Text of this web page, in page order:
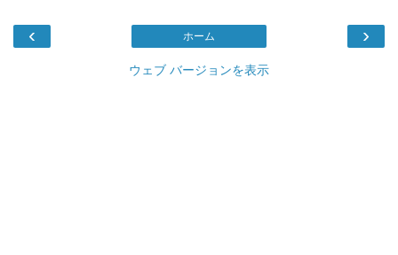
‹ ›
ホーム
ウェブ バージョンを表示